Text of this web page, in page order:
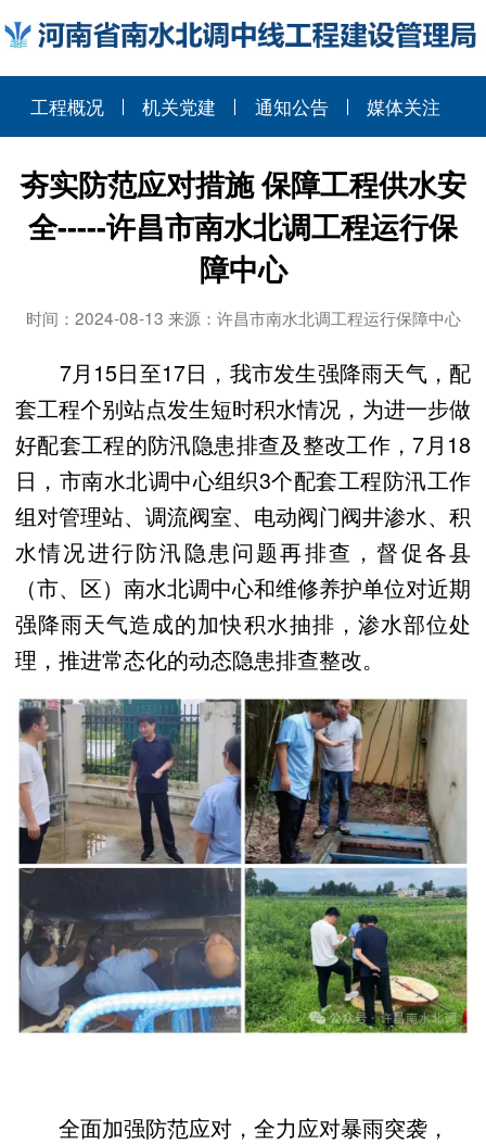
工程概况 机关党建 通知公告 媒体关注
夯实防范应对措施 保障工程供水安
全-----许昌市南水北调工程运行保
障中心
时间：2024-08-13 来源：许昌市南水北调工程运行保障中心
7月15日至17日，我市发生强降雨天气，配
套工程个别站点发生短时积水情况，为进一步做
好配套工程的防汛隐患排查及整改工作，7月18
日，市南水北调中心组织3个配套工程防汛工作
组对管理站、调流阀室、电动阀门阀井渗水、积
水情况进行防汛隐患问题再排查，督促各县
（市、区）南水北调中心和维修养护单位对近期
强降雨天气造成的加快积水抽排，渗水部位处
理，推进常态化的动态隐患排查整改。
全面加强防范应对，全力应对暴雨突袭，